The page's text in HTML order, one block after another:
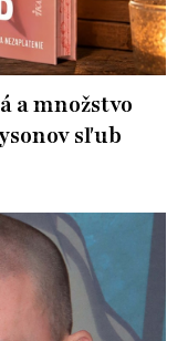
a množstvo
sľub